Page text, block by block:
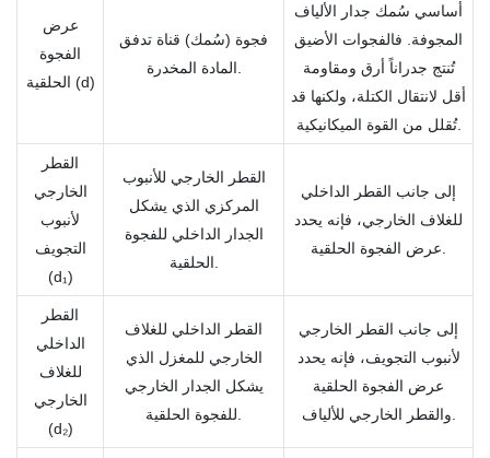
عرض
الفجوة
الحلقية (d)
فجوة (سُمك) قناة تدفق
أساسي سُمك جدار الألياف
المجوفة. فالفجوات الأضيق
تُنتج جدراناً أرق ومقاومة
أقل لانتقال الكتلة، ولكنها قد
تُقلل من القوة الميكانيكية.
القطر
الخارجي
لأنبوب
التجويف
(d₁)
القطر الخارجي للأنبوب
المركزي الذي يشكل
الجدار الداخلي للفجوة
إلى جانب القطر الداخلي
للغلاف الخارجي، فإنه يحدد
القطر
الداخلي
للغلاف
الخارجي
(d₂)
القطر الداخلي للغلاف
الخارجي للمغزل الذي
يشكل الجدار الخارجي
إلى جانب القطر الخارجي
لأنبوب التجويف، فإنه يحدد
عرض الفجوة الحلقية